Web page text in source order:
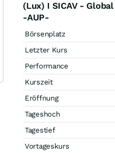
(Lux) I SICAV -
-AUP-
Börsenplatz
Letzter Kurs
Performance
Kurszeit
Eröffnung
Tageshoch
Tagestief
Vortageskurs